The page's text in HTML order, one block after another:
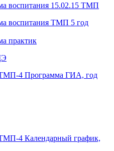
воспитания 15.02.15 ТМП
воспитания ТМП 5 год
практик
4 Программа ГИА, год
4 Календарный график,